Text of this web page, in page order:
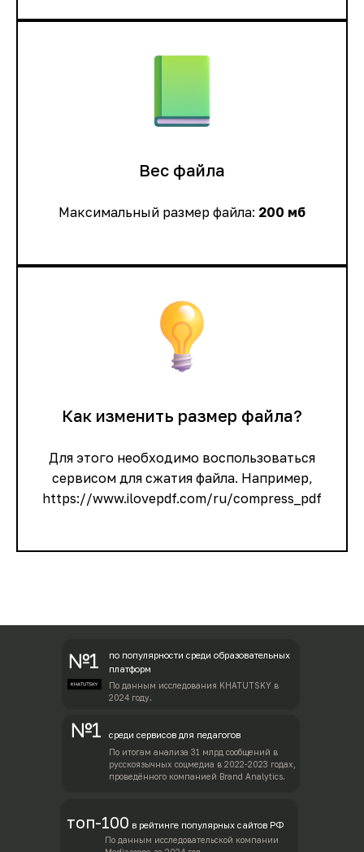
Вес файла
Максимальный размер файла: 200 мб
Как изменить размер файла?
Для этого необходимо воспользоваться
сервисом для сжатия файла. Например,
https://www.ilovepdf.com/ru/compress_pdf
№1
по популярности среди образовательных
платформ
По данным исследования KHATUTSKY в
2024 году.
№1 среди сервисов для педагогов
По итогам анализа 31 млрд сообщений в
русскоязычных соцмедиа в 2022-2023 годах,
проведённого компанией Brand Analytics.
топ-100 в рейтинге популярных сайтов РФ
По данным исследовательской компании